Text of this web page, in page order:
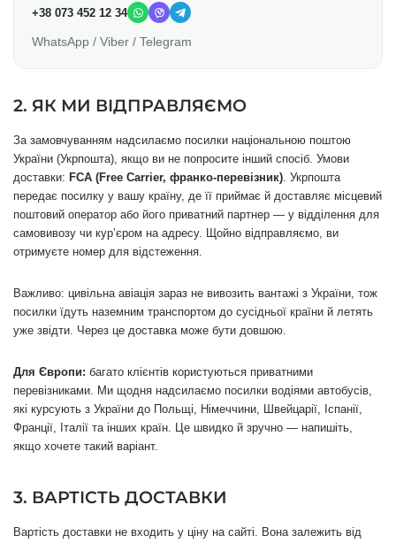
+38 073 452 12 34
WhatsApp / Viber / Telegram
2. ЯК МИ ВІДПРАВЛЯЄМО
За замовчуванням надсилаємо посилки національною поштою
України (Укрпошта), якщо ви не попросите інший спосіб. Умови
доставки: FCA (Free Carrier, франко-перевізник). Укрпошта
передає посилку у вашу країну, де її приймає й доставляє місцевий
поштовий оператор або його приватний партнер — у відділення для
самовивозу чи курʼєром на адресу. Щойно відправляємо, ви
отримуєте номер для відстеження.
Важливо: цивільна авіація зараз не вивозить вантажі з України, тож
посилки їдуть наземним транспортом до сусідньої країни й летять
уже звідти. Через це доставка може бути довшою.
Для Європи: багато клієнтів користуються приватними
перевізниками. Ми щодня надсилаємо посилки водіями автобусів,
які курсують з України до Польщі, Німеччини, Швейцарії, Іспанії,
Франції, Італії та інших країн. Це швидко й зручно — напишіть,
якщо хочете такий варіант.
3. ВАРТІСТЬ ДОСТАВКИ
Вартість доставки не входить у ціну на сайті. Вона залежить від